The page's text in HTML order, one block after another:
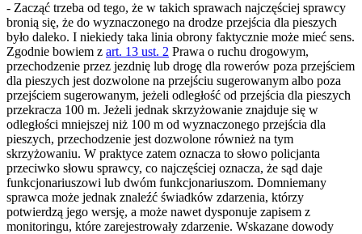
- Zacząć trzeba od tego, że w takich sprawach najczęściej sprawcy
bronią się, że do wyznaczonego na drodze przejścia dla pieszych
było daleko. I niekiedy taka linia obrony faktycznie może mieć sens.
Zgodnie bowiem z art. 13 ust. 2 Prawa o ruchu drogowym,
przechodzenie przez jezdnię lub drogę dla rowerów poza przejściem
dla pieszych jest dozwolone na przejściu sugerowanym albo poza
przejściem sugerowanym, jeżeli odległość od przejścia dla pieszych
przekracza 100 m. Jeżeli jednak skrzyżowanie znajduje się w
odległości mniejszej niż 100 m od wyznaczonego przejścia dla
pieszych, przechodzenie jest dozwolone również na tym
skrzyżowaniu. W praktyce zatem oznacza to słowo policjanta
przeciwko słowu sprawcy, co najczęściej oznacza, że sąd daje
funkcjonariuszowi lub dwóm funkcjonariuszom. Domniemany
sprawca może jednak znaleźć świadków zdarzenia, którzy
potwierdzą jego wersję, a może nawet dysponuje zapisem z
monitoringu, które zarejestrowały zdarzenie. Wskazane dowody